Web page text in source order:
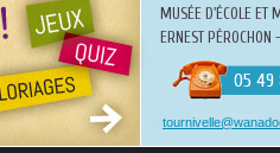
MUSÉE D'ÉCOLE ET
ERNEST
05 49